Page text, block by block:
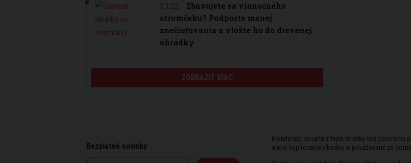
3.1.22.
Zbavujete sa vianočného
stromčeku? Podporte menej
znečisťovania a vložte ho do drevenej
ohrádky
ZOBRAZIŤ VIAC
Bezplatné novinky
Monitoring obsahu z tejto stránky bez povolenia
alebo kopírovanie obsahu je považované za